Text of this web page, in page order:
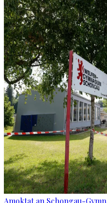
Amoktat an Schongau-